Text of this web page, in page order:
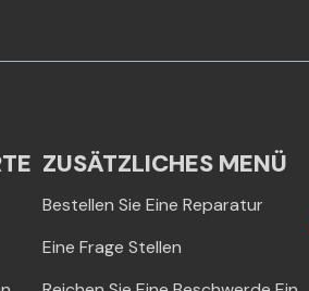
ZUSÄTZLICHES MENÜ
Bestellen Sie Eine Reparatur
Eine Frage Stellen